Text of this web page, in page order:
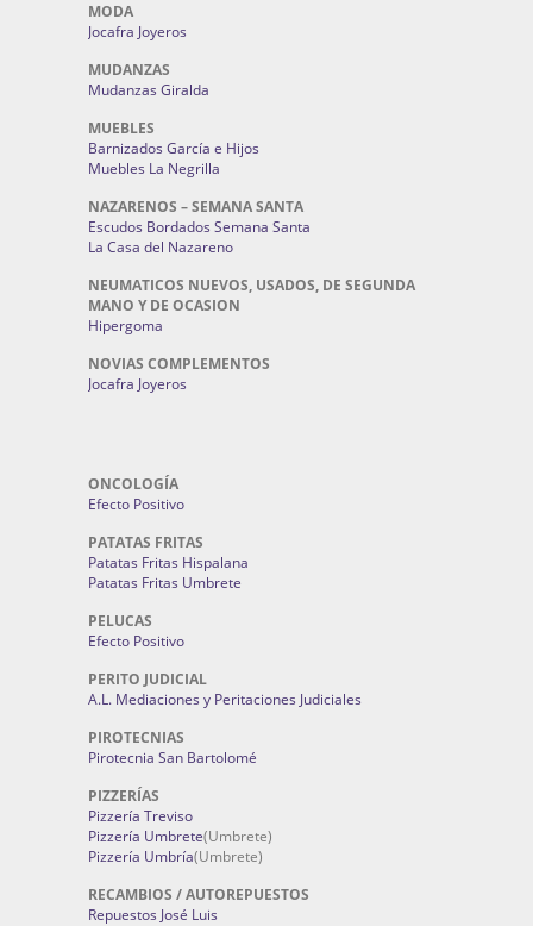
MODA
Jocafra Joyeros
MUDANZAS
Mudanzas Giralda
MUEBLES
Barnizados García e Hijos
Muebles La Negrilla
NAZARENOS – SEMANA SANTA
Escudos Bordados Semana Santa
La Casa del Nazareno
NEUMATICOS NUEVOS, USADOS, DE SEGUNDA
MANO Y DE OCASION
Hipergoma
NOVIAS COMPLEMENTOS
Jocafra Joyeros
ONCOLOGÍA
Efecto Positivo
PATATAS FRITAS
Patatas Fritas Hispalana
Patatas Fritas Umbrete
PELUCAS
Efecto Positivo
PERITO JUDICIAL
A.L. Mediaciones y Peritaciones Judiciales
PIROTECNIAS
Pirotecnia San Bartolomé
PIZZERÍAS
Pizzería Treviso
Pizzería Umbrete(Umbrete)
Pizzería Umbría(Umbrete)
RECAMBIOS / AUTOREPUESTOS
Repuestos José Luis